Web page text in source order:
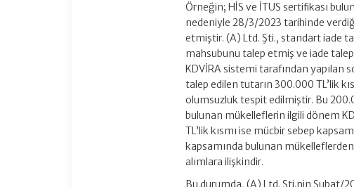
Örneğin; HİS ve İTUS sertifikası
nedeniyle 28/3/2023 tarihinde
etmiştir. (A) Ltd. Şti., standart iade
mahsubunu talep etmiş ve iade
KDVİRA sistemi tarafından yapılan
talep edilen tutarın 300.000 TL’lik
olumsuzluk tespit edilmiştir. Bu
bulunan mükelleflerin ilgili dönem
TL’lik kısmı ise mücbir sebep
kapsamında bulunan
alımlara ilişkindir.
Bu durumda, (A) Ltd. Şti.nin Şubat/